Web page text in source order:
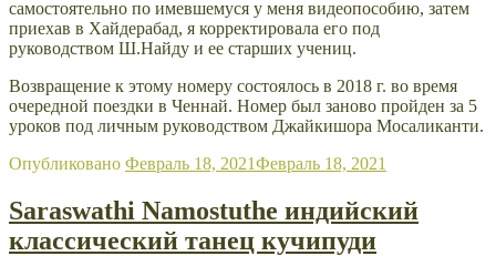
самостоятельно по имевшемуся у меня видеопособию, затем
приехав в Хайдерабад, я корректировала его под
руководством Ш.Найду и ее старших учениц.
Возвращение к этому номеру состоялось в 2018 г. во время
очередной поездки в Ченнай. Номер был заново пройден за 5
уроков под личным руководством Джайкишора Мосаликанти.
Опубликовано Февраль 18, 2021Февраль 18, 2021
Saraswathi Namostuthe индийский
классический танец кучипуди